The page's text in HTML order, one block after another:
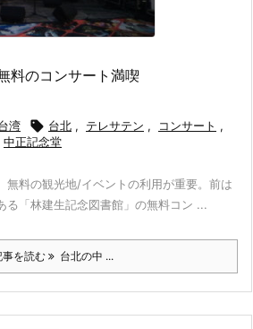
料のコンサート満喫
湾  台北 , テレサテン , コンサート ,
中正記念堂
無料の観光地/イベントの利用が重要。前は
る「林建生記念図書館」の無料コン ...
事を読む 台北の中 ...